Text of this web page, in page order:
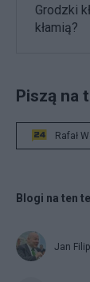
Grodzki
kłamią?
Piszą na
Rafał
Blogi na ten
Jan